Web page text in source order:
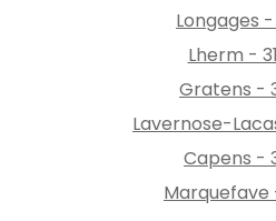
Longages -
Lherm -
Gratens -
Lavernose-
Capens -
Marquefave